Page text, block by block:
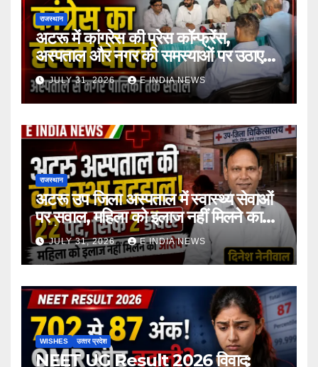
राजस्थान
अटरू में कांग्रेस की प्रेस कॉन्फ्रेंस,
अस्पताल और नगर की समस्याओं पर उठाए
सवाल
JULY 31, 2026 E INDIA NEWS
राजस्थान
अटरू उप जिला अस्पताल में स्वास्थ्य सेवाओं
पर सवाल, महिला को इलाज नहीं मिलने का
आरोप
JULY 31, 2026 E INDIA NEWS
WISHES उत्‍तर प्रदेश
NEET UG Result 2026 विवाद: